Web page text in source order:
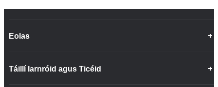
Eolas
Faisnéis faoin gCuideachta
Cairt Phaisinéirí
Táillí Iarnróid agus Ticéid